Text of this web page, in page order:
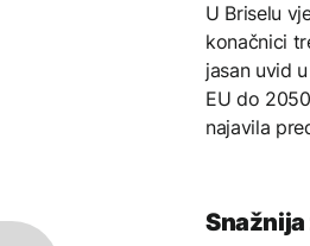
U Briselu
konačnici
jasan uvid
EU do
najavila